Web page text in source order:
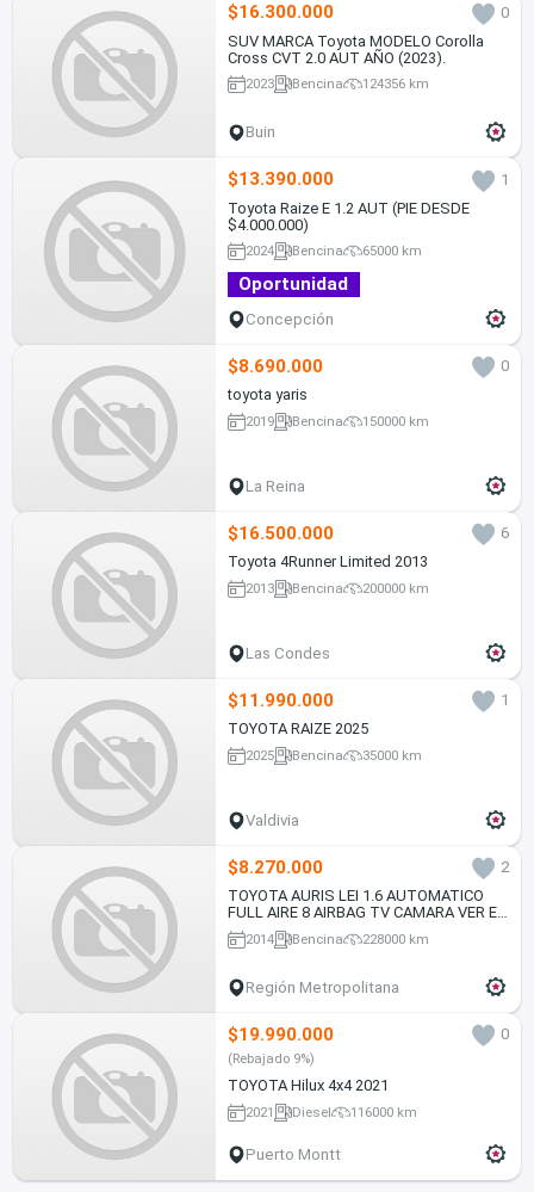
$16.300.000
0
SUV MARCA Toyota MODELO Corolla
Cross CVT 2.0 AUT AÑO (2023).
2023 Bencina 124356 km
Buin
$13.390.000
1
Toyota Raize E 1.2 AUT (PIE DESDE
$4.000.000)
2024 Bencina 65000 km
Oportunidad
Concepción
$8.690.000
0
toyota yaris
2019 Bencina 150000 km
La Reina
$16.500.000
6
Toyota 4Runner Limited 2013
2013 Bencina 200000 km
Las Condes
$11.990.000
1
TOYOTA RAIZE 2025
2025 Bencina 35000 km
Valdivia
$8.270.000
2
TOYOTA AURIS LEI 1.6 AUTOMATICO
FULL AIRE 8 AIRBAG TV CAMARA VER EN
LAS CONDEs 2014
2014 Bencina 228000 km
Región Metropolitana
$19.990.000 0
(Rebajado 9%)
TOYOTA Hilux 4x4 2021
2021 Diesel 116000 km
Puerto Montt